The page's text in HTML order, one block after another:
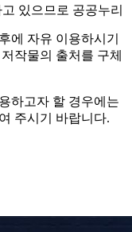
있으므로 공공누리
에 자유 이용하시기
작물의 출처를 구체
하고자 할 경우에는
주시기 바랍니다.